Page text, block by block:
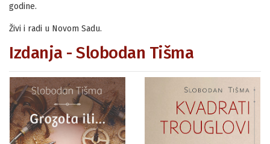
godine.
Živi i radi u Novom Sadu.
Izdanja - Slobodan Tišma